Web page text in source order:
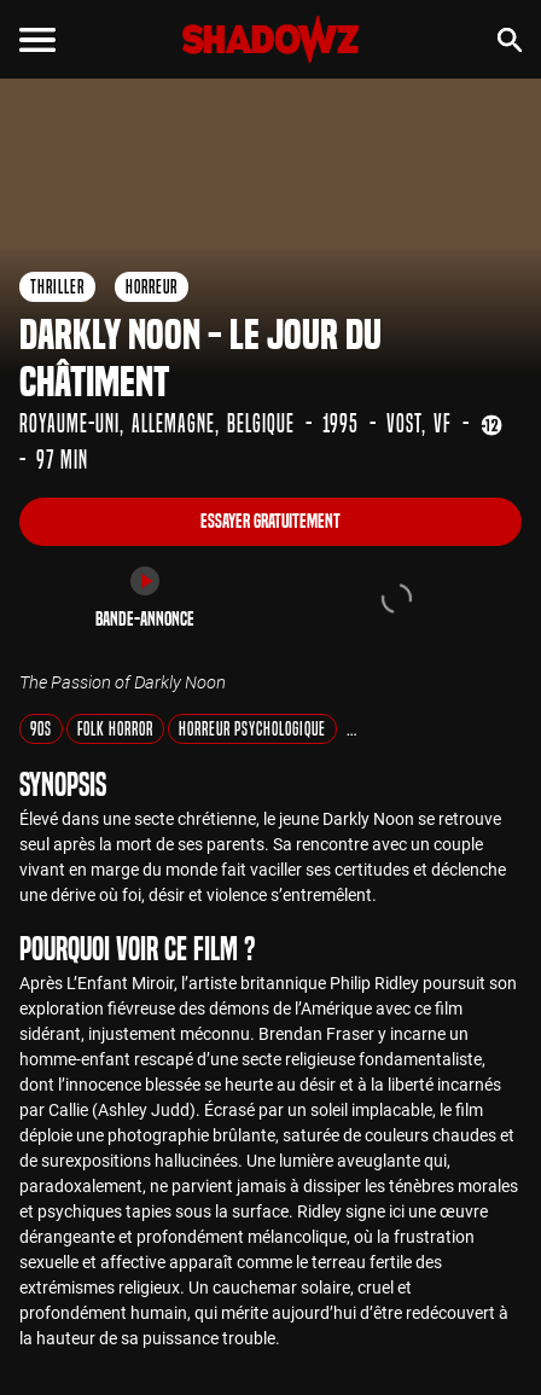
Thriller Horreur
Darkly Noon - Le Jour du
Châtiment
Royaume-Uni Allemagne Belgique 1995 VOST VF
97 min
Essayer gratuitement
Bande-annonce
The Passion of Darkly Noon
90s Folk Horror Horreur Psychologique Entre Rêves et Réalités
Synopsis
Élevé dans une secte chrétienne, le jeune Darkly Noon se retrouve
seul après la mort de ses parents. Sa rencontre avec un couple
vivant en marge du monde fait vaciller ses certitudes et déclenche
une dérive où foi, désir et violence s’entremêlent.
Pourquoi voir ce film ?
Après L’Enfant Miroir, l’artiste britannique Philip Ridley poursuit son
exploration fiévreuse des démons de l’Amérique avec ce film
sidérant, injustement méconnu. Brendan Fraser y incarne un
homme-enfant rescapé d’une secte religieuse fondamentaliste,
dont l’innocence blessée se heurte au désir et à la liberté incarnés
par Callie (Ashley Judd). Écrasé par un soleil implacable, le film
déploie une photographie brûlante, saturée de couleurs chaudes et
de surexpositions hallucinées. Une lumière aveuglante qui,
paradoxalement, ne parvient jamais à dissiper les ténèbres morales
et psychiques tapies sous la surface. Ridley signe ici une œuvre
dérangeante et profondément mélancolique, où la frustration
sexuelle et affective apparaît comme le terreau fertile des
extrémismes religieux. Un cauchemar solaire, cruel et
profondément humain, qui mérite aujourd’hui d’être redécouvert à
la hauteur de sa puissance trouble.